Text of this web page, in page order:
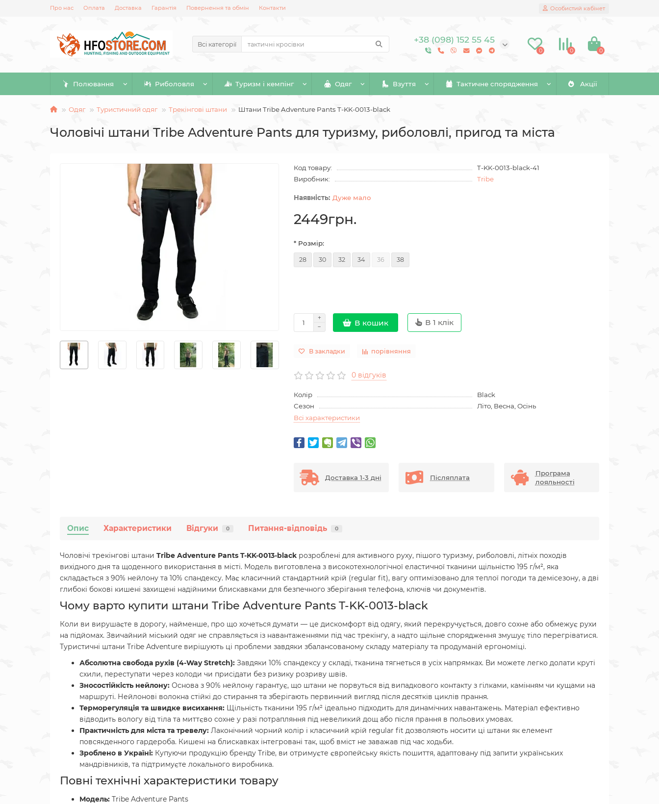
Про нас Оплата Доставка Гарантія Повернення та обмін Контакти Особистий кабінет
Всі категорії +38 (098) 152 55 45
0 0 0
Полювання Риболовля Туризм і кемпінг Одяг Взуття Тактичне спорядження Акції
Одяг Туристичний одяг Трекінгові штани Штани Tribe Adventure Pants T-KK-0013-black
Чоловічі штани Tribe Adventure Pants для туризму, риболовлі, пригод та міста
Код товару:
T-KK-0013-black-41
Виробник:
Tribe
Дуже мало
2449грн.
* Розмір:
28 30 32 34 36 38
В кошик В 1 клік
В закладки порівняння
0 відгуків
Колір
Black
Сезон
Літо, Весна, Осінь
Всі характеристики
Доставка 1-3 дні Післяплата
Програма
лояльності
Опис Характеристики Відгуки 0 Питання-відповідь 0
Чоловічі трекінгові штани Tribe Adventure Pants T-KK-0013-black розроблені для активного руху, пішого туризму, риболовлі, літніх походів
вихідного дня та щоденного використання в місті. Модель виготовлена з високотехнологічної еластичної тканини щільністю 195 г/м², яка
складається з 90% нейлону та 10% спандексу. Має класичний стандартний крій (regular fit), вагу оптимізовано для теплої погоди та демісезону, а дві
глибокі бокові кишені захищені надійними блискавками для безпечного зберігання телефона, ключів чи документів.
Чому варто купити штани Tribe Adventure Pants T-KK-0013-black
Коли ви вирушаєте в дорогу, найменше, про що хочеться думати — це дискомфорт від одягу, який перекручується, довго сохне або обмежує рухи
на підйомах. Звичайний міський одяг не справляється із навантаженнями під час трекінгу, а надто щільне спорядження змушує тіло перегріватися.
Туристичні штани Tribe Adventure вирішують ці проблеми завдяки збалансованому складу матеріалу та продуманій ергономіці.
Абсолютна свобода рухів (4-Way Stretch): Завдяки 10% спандексу у складі, тканина тягнеться в усіх напрямках. Ви можете легко долати круті
схили, переступати через колоди чи присідати без ризику розриву швів.
Зносостійкість нейлону: Основа з 90% нейлону гарантує, що штани не порвуться від випадкового контакту з гілками, камінням чи кущами на
маршруті. Нейлонові волокна стійкі до стирання та зберігають первинний вигляд після десятків циклів прання.
Терморегуляція та швидке висихання: Щільність тканини 195 г/м² ідеально підходить для динамічних навантажень. Матеріал ефективно
відводить вологу від тіла та миттєво сохне у разі потрапляння під невеликий дощ або після прання в польових умовах.
Практичність для міста та тревелу: Лаконічний чорний колір і класичний крій regular fit дозволяють носити ці штани як елемент
повсякденного гардероба. Кишені на блискавках інтегровані так, щоб вміст не заважав під час ходьби.
Зроблено в Україні: Купуючи продукцію бренду Tribe, ви отримуєте європейську якість пошиття, адаптовану під запити українських
мандрівників, та підтримуєте локального виробника.
Повні технічні характеристики товару
Модель: Tribe Adventure Pants